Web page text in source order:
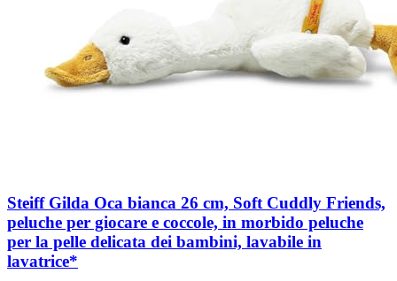
Steiff Gilda Oca bianca 26 cm, Soft Cuddly Friends,
peluche per giocare e coccole, in morbido peluche
per la pelle delicata dei bambini, lavabile in
lavatrice*